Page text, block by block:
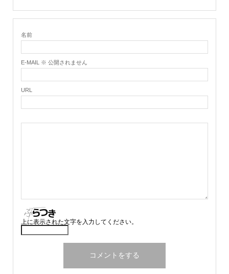
名前
E-MAIL ※ 公開されません
URL
上に表示された文字を入力してください。